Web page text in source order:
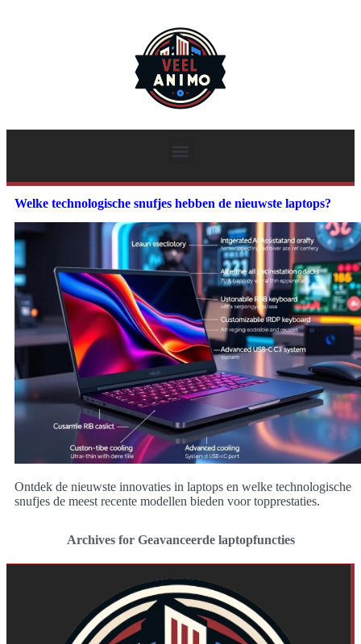
Welke technologische snufjes hebben de nieuwste laptops?
Ontdek de nieuwste innovaties in laptops en welke technologische
snufjes de meest recente modellen bieden voor topprestaties.
Archives for Geavanceerde laptopfuncties